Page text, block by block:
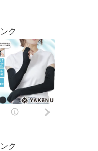
ク
ク